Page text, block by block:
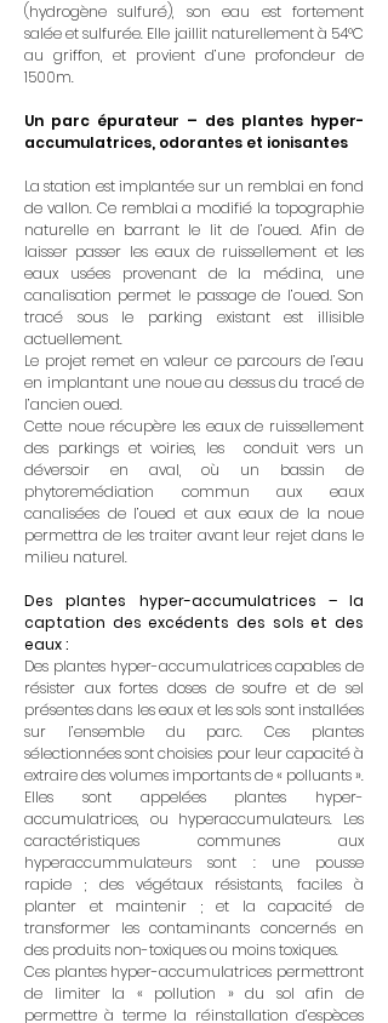
(hydrogène sulfuré), son eau est fortement
salée et sulfurée. Elle jaillit naturellement à 54°C
au griffon, et provient d’une profondeur de
1500m.
Un parc épurateur – des plantes hyper-
accumulatrices, odorantes et ionisantes
La station est implantée sur un remblai en fond
de vallon. Ce remblai a modifié la topographie
naturelle en barrant le lit de l’oued. Afin de
laisser passer les eaux de ruissellement et les
eaux usées provenant de la médina, une
canalisation permet le passage de l’oued. Son
tracé sous le parking existant est illisible
actuellement.
Le projet remet en valeur ce parcours de l’eau
en implantant une noue au dessus du tracé de
l’ancien oued.
Cette noue récupère les eaux de ruissellement
des parkings et voiries, les conduit vers un
déversoir en aval, où un bassin de
phytoremédiation commun aux eaux
canalisées de l’oued et aux eaux de la noue
permettra de les traiter avant leur rejet dans le
milieu naturel.
Des plantes hyper-accumulatrices – la
captation des excédents des sols et des
eaux :
Des plantes hyper-accumulatrices capables de
résister aux fortes doses de soufre et de sel
présentes dans les eaux et les sols sont installées
sur l’ensemble du parc. Ces plantes
sélectionnées sont choisies pour leur capacité à
extraire des volumes importants de « polluants».
Elles sont appelées plantes hyper-
accumulatrices, ou hyperaccumulateurs. Les
caractéristiques communes aux
hyperaccummulateurs sont : une pousse
rapide ; des végétaux résistants, faciles à
planter et maintenir ; et la capacité de
transformer les contaminants concernés en
des produits non-toxiques ou moins toxiques.
Ces plantes hyper-accumulatrices permettront
de limiter la « pollution » du sol afin de
permettre à terme la réinstallation d’espèces